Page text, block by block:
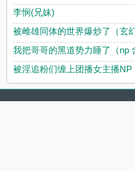
李悯(兄妹)
被雌雄同体的世界爆炒了（玄幻
我把哥哥的黑道势力睡了（np
被淫追粉们缠上团播女主播NP